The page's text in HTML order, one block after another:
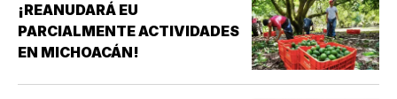
¡REANUDARÁ EU
PARCIALMENTE ACTIVIDADES
EN MICHOACÁN!